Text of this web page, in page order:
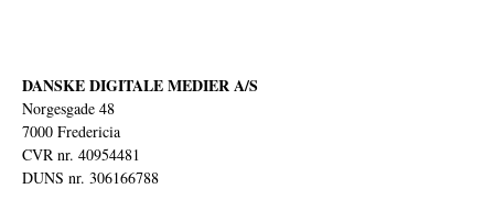
DANSKE DIGITALE MEDIER A/S
Norgesgade 48
7000 Fredericia
CVR nr. 40954481
DUNS nr. 306166788